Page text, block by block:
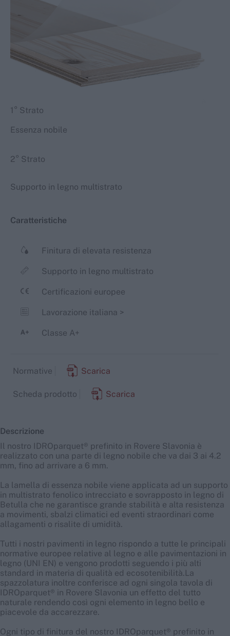
1° Strato
Essenza nobile
2° Strato
Supporto in legno multistrato
Caratteristiche
Finitura di elevata resistenza
Supporto in legno multistrato
Certificazioni europee
Lavorazione italiana >
Classe A+
Normative Scarica
Scheda prodotto Scarica
Descrizione
Il nostro IDROparquet® prefinito in Rovere Slavonia è
realizzato con una parte di legno nobile che va dai 3 ai 4.2
mm, fino ad arrivare a 6 mm.
La lamella di essenza nobile viene applicata ad un supporto
in multistrato fenolico intrecciato e sovrapposto in legno di
Betulla che ne garantisce grande stabilità e alta resistenza
a movimenti, sbalzi climatici ed eventi straordinari come
allagamenti o risalite di umidità.
Tutti i nostri pavimenti in legno rispondo a tutte le principali
normative europee relative al legno e alle pavimentazioni in
legno (UNI EN) e vengono prodotti seguendo i più alti
standard in materia di qualità ed ecosotenibilità.La
spazzolatura inoltre conferisce ad ogni singola tavola di
IDROparquet® in Rovere Slavonia un effetto del tutto
naturale rendendo così ogni elemento in legno bello e
piacevole da accarezzare.
Ogni tipo di finitura del nostro IDROparquet® prefinito in